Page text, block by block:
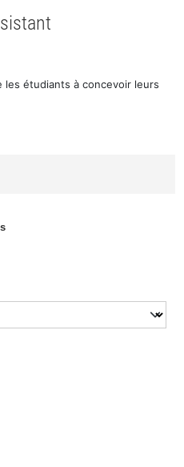
les étudiants à concevoir leurs